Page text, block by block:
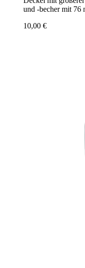
und -becher mit 76
10,00 €